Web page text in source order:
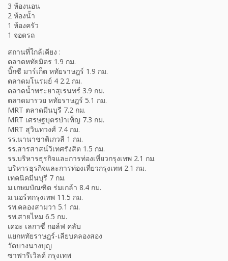
3 ห้องนอน
2 ห้องน้ำ
1 ห้องครัว
1 จอดรถ
สถานที่ใกล้เคียง :
ตลาดหทัยมิตร 1.9 กม.
บิ๊กซี มาร์เก็ต หทัยราษฎร์ 1.9 กม.
ตลาดมโนรมย์ 4 2.2 กม.
ตลาดน้ำพระยาสุเรนทร์ 3.9 กม.
ตลาดมารวย หทัยราษฎร์ 5.1 กม.
MRT ตลาดมีนบุรี 7.2 กม.
MRT เศรษฐบุตรบำเพ็ญ 7.3 กม.
MRT สุวินทวงศ์ 7.4 กม.
รร.นานาชาติเกวลี 1 กม.
รร.สารสาสน์วิเทศรังสิต 1.5 กม.
รร.บริหารธุรกิจและการท่องเที่ยวกรุงเทพ 2.1 กม.
บริหารธุรกิจและการท่องเที่ยวกรุงเทพ 2.1 กม.
เทคนิคมีนบุรี 7 กม.
ม.เกษมบัณฑิต ร่มเกล้า 8.4 กม.
ม.นอร์ทกรุงเทพ 11.5 กม.
รพ.คลองสามวา 5.1 กม.
รพ.สายไหม 6.5 กม.
เดอะ เลกาซี่ กอล์ฟ คลับ
แยกหทัยราษฎร์-เลียบคลองสอง
วัดบางนางบุญ
ซาฟารีเวิลด์ กรุงเทพ